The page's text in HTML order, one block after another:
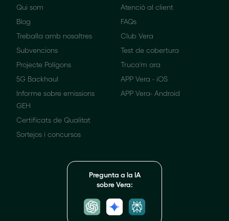
Qui som
Blog
Treballa amb nosaltres
Subvencions
Projecte Polígons
5G Backhaul
Informe sobre emissions
GEH
Certificats de Qualitat
Sortejos i concursos
Atenció al client
FAQs
Club Vera
Test de cobertura
Truca'm ara
APP Vera - iOS
APP Vera- Android
Pregunta a la IA
sobre Vera: